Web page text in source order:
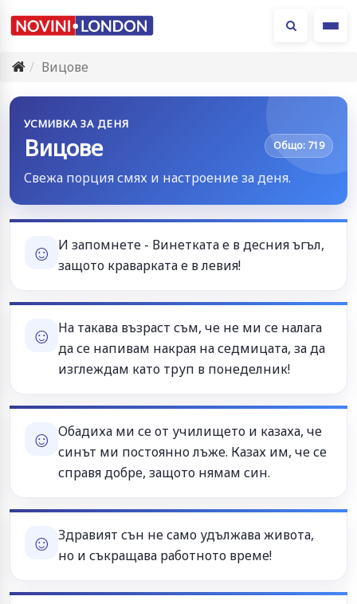
Вицове
УСМИВКА ЗА ДЕНЯ
Вицове Общо: 719
Свежа порция смях и настроение за деня.
☺
И запомнете - Винетката е в десния ъгъл,
защото краварката е в левия!
☺
На такава възраст съм, че не ми се налага
да се напивам накрая на седмицата, за да
изглеждам като труп в понеделник!
☺ Обадиха ми се от училището и казаха, че
синът ми постоянно лъже. Казах им, че се
справя добре, защото нямам син.
☺ Здравият сън не само удължава живота,
но и съкращава работното време!